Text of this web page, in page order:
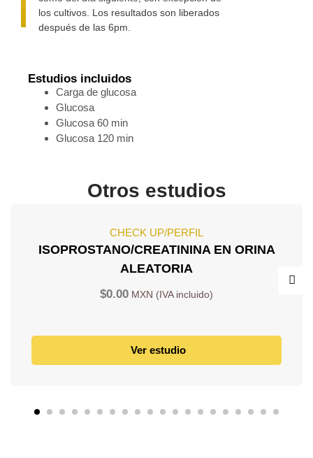
los cultivos. Los resultados son liberados
después de las 6pm.
Estudios incluidos
Carga de glucosa
Glucosa
Glucosa 60 min
Glucosa 120 min
Otros estudios
CHECK UP/PERFIL
ISOPROSTANO/CREATININA EN ORINA
ALEATORIA
$0.00
Ver estudio